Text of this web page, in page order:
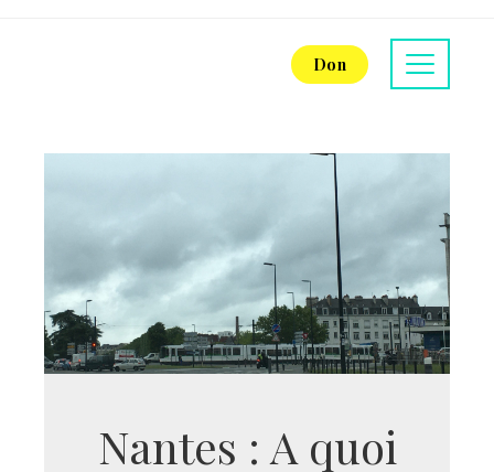
Don
Nantes : A quoi